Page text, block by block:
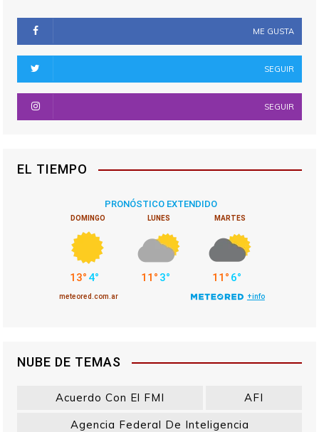
ME GUSTA
SEGUIR
SEGUIR
EL TIEMPO
NUBE DE TEMAS
Acuerdo Con El FMI
AFI
Agencia Federal De Inteligencia